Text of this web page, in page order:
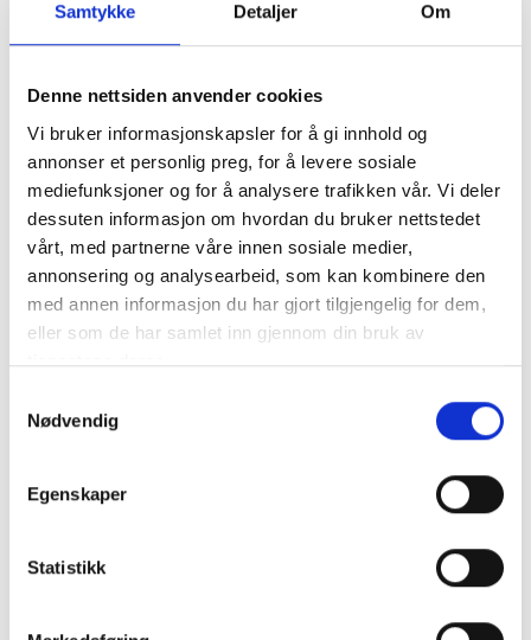
Samtykke Detaljer Om
Denne nettsiden anvender cookies
Vi bruker informasjonskapsler for å gi innhold og
annonser et personlig preg, for å levere sosiale
mediefunksjoner og for å analysere trafikken vår. Vi deler
dessuten informasjon om hvordan du bruker nettstedet
vårt, med partnerne våre innen sosiale medier,
annonsering og analysearbeid, som kan kombinere den
med annen informasjon du har gjort tilgjengelig for dem,
eller som de har samlet inn gjennom din bruk av
tjenestene deres.
Nødvendig
Egenskaper
Statistikk
25%
North Pioneer
25%
North Pioneer